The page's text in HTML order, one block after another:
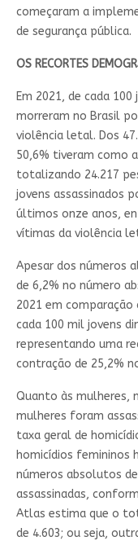
começaram a
de segurança pública.
OS RECORTES
Em 2021, de cada
morreram no Brasil
violência letal. Dos
50,6% tiveram como
totalizando 24.217
jovens assassinados
últimos onze anos,
vítimas da violência
Apesar dos números
de 6,2% no número
2021 em comparação
cada 100 mil jovens
representando uma
contração de 25,2%
Quanto às mulheres,
mulheres foram
taxa geral de
homicídios femininos
números absolutos
assassinadas,
Atlas estima que o
de 4.603; ou seja,